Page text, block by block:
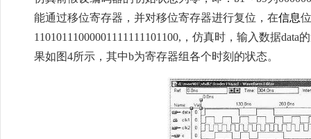
能通过移位寄存器，并对移位寄存器进行复位，在信息
11010111000001111111101100,，仿真时，输入数据
果如图4所示，其中b为寄存器组各个时刻的状态。